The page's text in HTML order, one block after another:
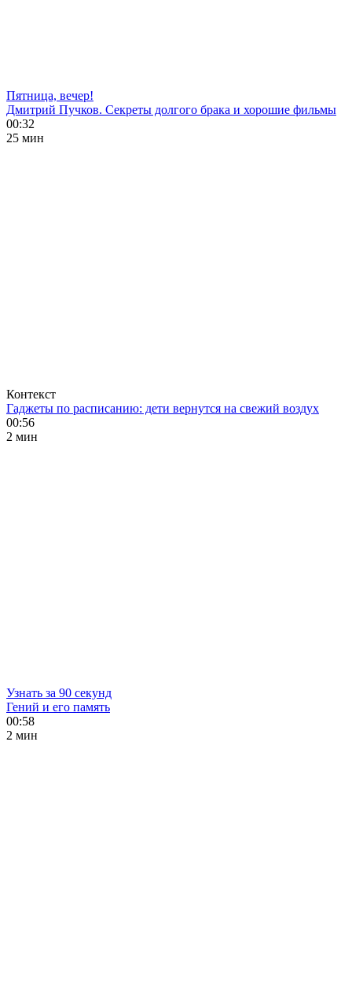
Пятница, вечер!
Дмитрий Пучков. Секреты долгого брака и хорошие фильмы
00:32
25 мин
Контекст
Гаджеты по расписанию: дети вернутся на свежий воздух
00:56
2 мин
Узнать за 90 секунд
Гений и его память
00:58
2 мин